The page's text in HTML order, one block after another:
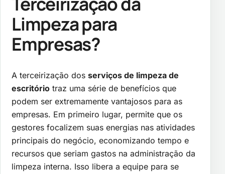
Limpeza para
Empresas?
A terceirização dos serviços de limpeza de
escritório traz uma série de benefícios que
podem ser extremamente vantajosos para as
empresas. Em primeiro lugar, permite que os
gestores focalizem suas energias nas atividades
principais do negócio, economizando tempo e
recursos que seriam gastos na administração da
limpeza interna. Isso libera a equipe para se